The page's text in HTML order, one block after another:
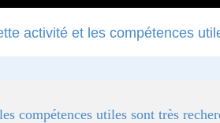
activité et les compétences
compétences utiles sont très